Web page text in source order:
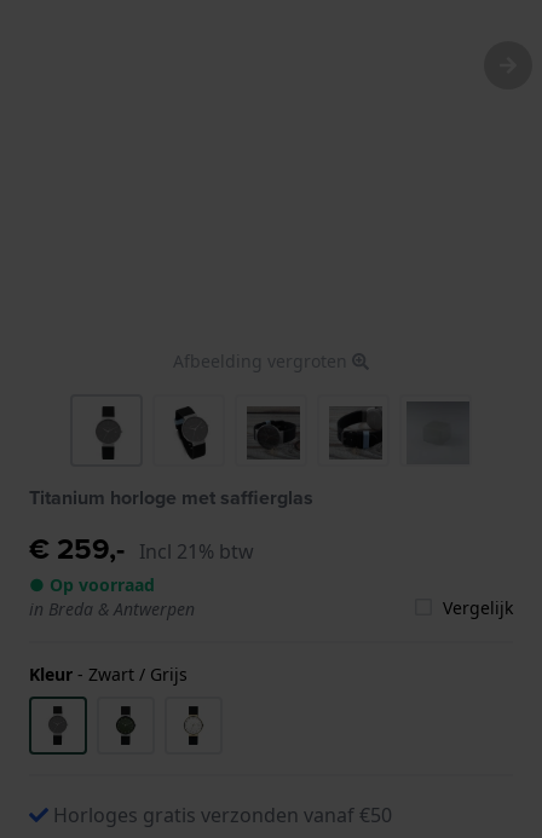
Afbeelding vergroten
Titanium horloge met saffierglas
€ 259,- Incl 21% btw
● Op voorraad
in Breda & Antwerpen
Vergelijk
Kleur - Zwart / Grijs
Horloges gratis verzonden vanaf €50